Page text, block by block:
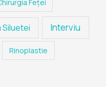
Feței
Siluetei Interviu
Rinoplastie